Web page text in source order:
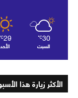
30
℃
السبت
29
℃
الأحد
الأكثر زيارة هذا